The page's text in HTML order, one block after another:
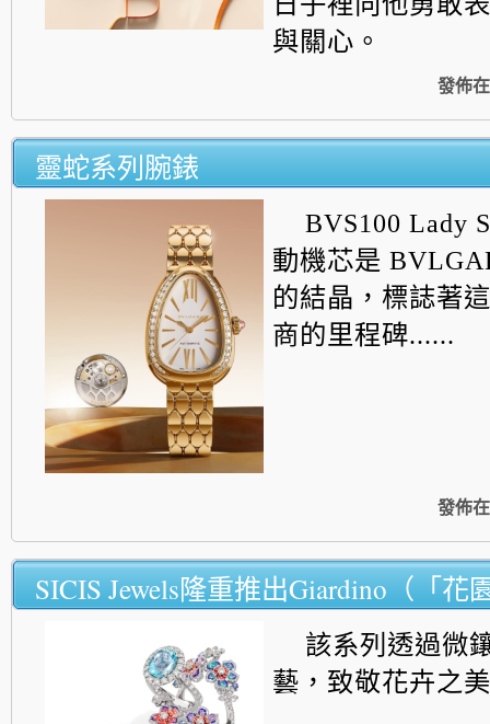
與關心。
發佈在
靈蛇系列腕錶
BVS100 Lady
動機芯是
的結晶，標誌著
商的里程碑......
發佈在
SICIS Jewels隆重推出Giardino（「花
該系列透過微
藝，致敬花卉之